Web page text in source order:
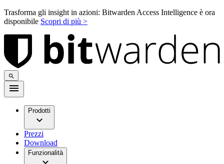
Trasforma gli insight in azioni: Bitwarden Access Intelligence è ora
disponibile Scopri di più >
Prodotti
Prezzi
Download
Funzionalità